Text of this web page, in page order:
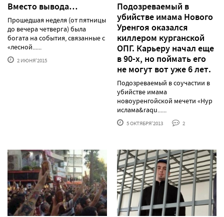
Вместо вывода…
Прошедшая неделя (от пятницы
до вечера четверга) была
богата на события, связанные с
«лесной......
2 ИЮНЯ'2015
Подозреваемый в
убийстве имама Нового
Уренгоя оказался
киллером курганской
ОПГ. Карьеру начал еще
в 90-х, но поймать его
не могут вот уже 6 лет.
Подозреваемый в соучастии в
убийстве имама
новоуренгойской мечети «Нур
ислама&raqu......
5 ОКТЯБРЯ'2013 2